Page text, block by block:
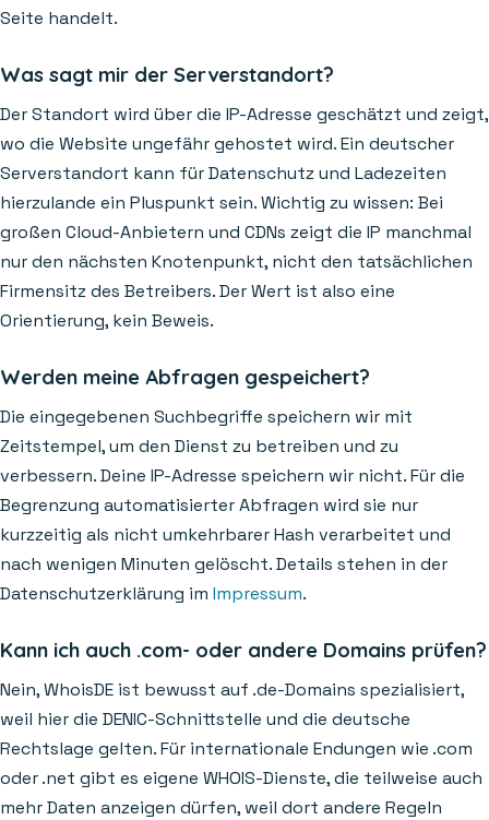
Seite handelt.
Was sagt mir der Serverstandort?
Der Standort wird über die IP-Adresse geschätzt und zeigt,
wo die Website ungefähr gehostet wird. Ein deutscher
Serverstandort kann für Datenschutz und Ladezeiten
hierzulande ein Pluspunkt sein. Wichtig zu wissen: Bei
großen Cloud-Anbietern und CDNs zeigt die IP manchmal
nur den nächsten Knotenpunkt, nicht den tatsächlichen
Firmensitz des Betreibers. Der Wert ist also eine
Orientierung, kein Beweis.
Werden meine Abfragen gespeichert?
Die eingegebenen Suchbegriffe speichern wir mit
Zeitstempel, um den Dienst zu betreiben und zu
verbessern. Deine IP-Adresse speichern wir nicht. Für die
Begrenzung automatisierter Abfragen wird sie nur
kurzzeitig als nicht umkehrbarer Hash verarbeitet und
nach wenigen Minuten gelöscht. Details stehen in der
Datenschutzerklärung im Impressum.
Kann ich auch .com- oder andere Domains prüfen?
Nein, WhoisDE ist bewusst auf .de-Domains spezialisiert,
weil hier die DENIC-Schnittstelle und die deutsche
Rechtslage gelten. Für internationale Endungen wie .com
oder .net gibt es eigene WHOIS-Dienste, die teilweise auch
mehr Daten anzeigen dürfen, weil dort andere Regeln